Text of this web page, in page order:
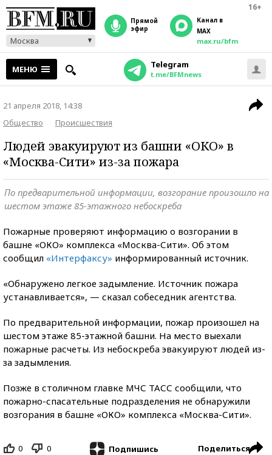
16+
Москва
прямой
эфир
Канал в
MAX
max.ru/bfm
МЕНЮ Telegram
t.me/BFMnews
21 апреля 2018, 14:38
Общество
Происшествия
Людей эвакуируют из башни «ОКО» в
«Москва-Сити» из-за пожара
По предварительной информации, возгорание произошло на
шестом этаже 85-этажного небоскреба
Пожарные проверяют информацию о возгорании в
башне «ОКО» комплекса «Москва-Сити». Об этом
сообщил «Интерфаксу» информированный источник.
«Обнаружено легкое задымление. Источник пожара
устанавливается», — сказал собеседник агентства.
По предварительной информации, пожар произошел на
шестом этаже 85-этажной башни. На место выехали
пожарные расчеты. Из небоскреба эвакуируют людей из-
за задымления.
Позже в столичном главке МЧС ТАСС сообщили, что
пожарно-спасательные подразделения не обнаружили
возгорания в башне «ОКО» комплекса «Москва-Сити».
0 0 Подпишись Поделиться